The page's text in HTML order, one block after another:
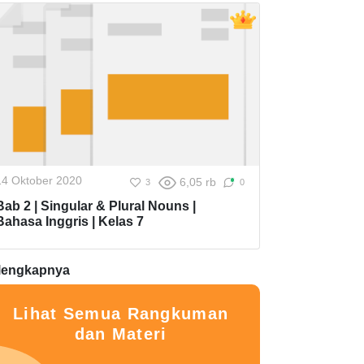
Oktober 2020 3 6,05 rb 0
2 | Singular & Plural Nouns |
Inggris | Kelas 7
Lihat Semua Rangkuman
dan Materi